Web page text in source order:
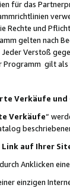
für das
Rechte und
gelten nach
Verstoß
Programm gilt
Verkäufe
Verkäufe“
auf Ihrer
Anklicken
einzigen